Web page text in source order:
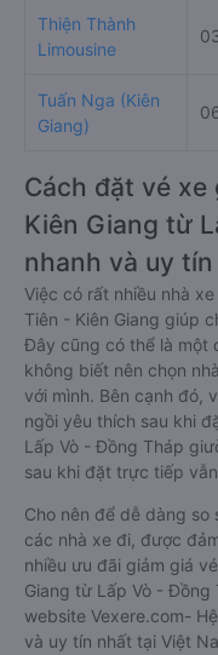
Thiện Thành
Limousine
Tuấn Nga (Kiên
Giang)
Cách đặt vé
Kiên Giang từ
nhanh và uy
Việc có rất nhiều nhà
Tiên - Kiên Giang giúp
Đây cũng có thể là một
không biết nên chọn
với mình. Bên cạnh đó,
ngồi yêu thích sau khi
Lấp Vò - Đồng Tháp
sau khi đặt trực tiếp
Cho nên để dễ dàng
các nhà xe đi, được
nhiều ưu đãi giảm giá
Giang từ Lấp Vò -
website Vexere.com-
và uy tín nhất tại Việt